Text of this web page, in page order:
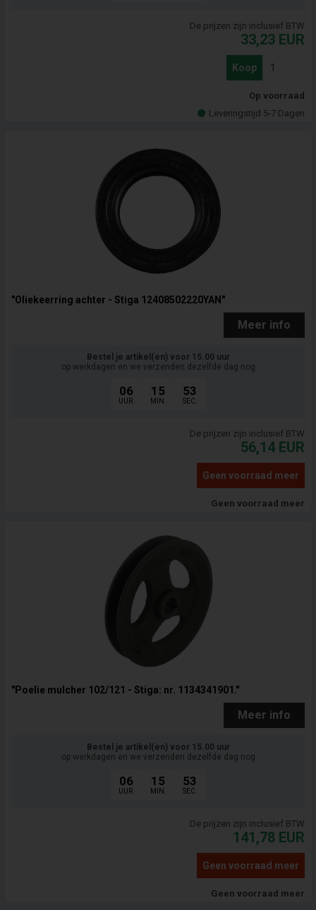
De prijzen zijn inclusief BTW
33,23 EUR
Koop
Op voorraad
Leveringstijd 5-7 Dagen
"Oliekeerring achter - Stiga 12408502220YAN"
Meer info
Bestel je artikel(en) voor 15.00 uur
op werkdagen en we verzenden dezelfde dag nog
06
UUR.
15
MIN.
52
SEC.
De prijzen zijn inclusief BTW
56,14 EUR
Geen voorraad meer
Geen voorraad meer
"Poelie mulcher 102/121 - Stiga: nr. 1134341901."
Meer info
Bestel je artikel(en) voor 15.00 uur
op werkdagen en we verzenden dezelfde dag nog
06
UUR.
15
MIN.
52
SEC.
De prijzen zijn inclusief BTW
141,78 EUR
Geen voorraad meer
Geen voorraad meer